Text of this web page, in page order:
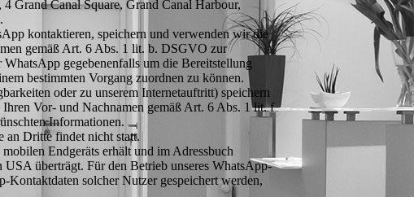
Grand Canal Square, Grand Canal Harbour,
kontaktieren, speichern und verwenden wir die
gemäß Art. 6 Abs. 1 lit. b. DSGVO zur
gegebenenfalls um die Bereitstellung
bestimmten Vorgang zuordnen zu können.
oder zu unserem Internetauftritt) speichern
Vor- und Nachnamen gemäß Art. 6 Abs. 1 lit. f
Informationen.
an Dritte findet nicht statt.
Endgeräts erhält und im Adressbuch
USA überträgt. Für den Betrieb unseres WhatsApp-
Kontaktdaten solcher Nutzer gespeichert werden,